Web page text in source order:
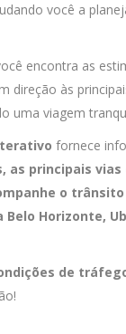
você a
encontra as
direção às
uma viagem
fornece
as principais vias
o
Belo Horizonte,
de